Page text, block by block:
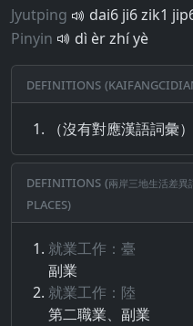
Jyutping
dai6 ji6 zik1
Pinyin
dì èr zhí yè
Definitions
（沒有對應漢語詞彙）
Definitions (兩岸三地生活差
Places)
就業工作：臺
副業
就業工作：陸
第二職業、副業